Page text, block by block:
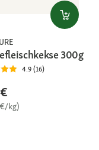
300g
4.9 (16)
kg)